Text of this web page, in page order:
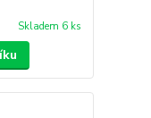
Skladem 6 ks